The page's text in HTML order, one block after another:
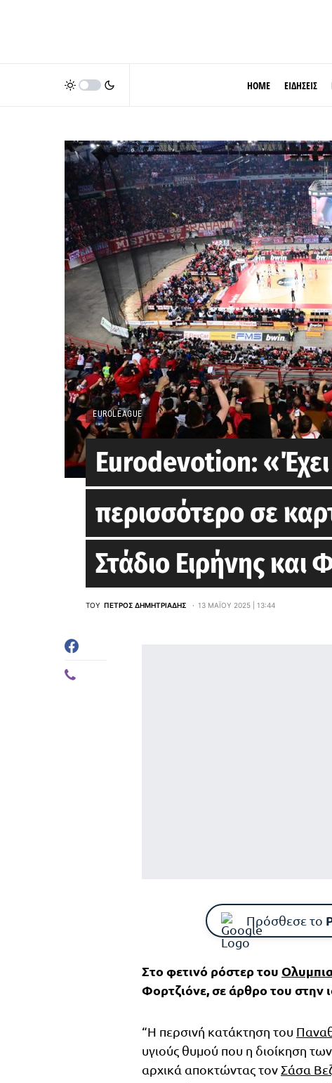
HOME ΕΙΔΗΣΕΙΣ
EUROLEAGUE
Eurodevotion:
περισσότερο σε
Στάδιο Ειρήνης και
ΤΟΥ ΠΈΤΡΟΣ ΔΗΜΗΤΡΙΆΔΗΣ 13 ΜΑΪ́ΟΥ 2025 | 13:44
Πρόσθεσε το
Στο φετινό ρόστερ του
Φορτζιόνε, σε άρθρο του στην
“Η περσινή κατάκτηση του
υγιούς θυμού που η διοίκηση
αρχικά αποκτώντας τονΣάσα